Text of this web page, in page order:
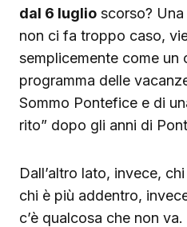
dal 6 luglio scorso?
non ci fa troppo caso,
semplicemente come un
programma delle
Sommo Pontefice e di
rito” dopo gli anni di
Dall’altro lato, invece,
chi è più addentro,
c’è qualcosa che non va.